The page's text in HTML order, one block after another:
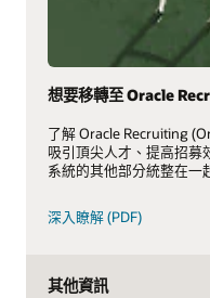
想要移轉至 Oracle
了解 Oracle Recruiting
吸引頂尖人才、提高招募
系統的其他部分統整在一
深入瞭解 (PDF)
其他資訊